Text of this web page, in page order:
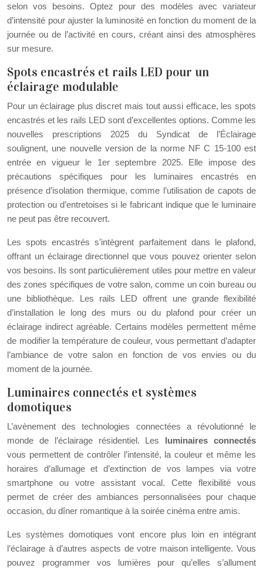
selon vos besoins. Optez pour des modèles avec variateur
d’intensité pour ajuster la luminosité en fonction du moment de la
journée ou de l’activité en cours, créant ainsi des atmosphères
sur mesure.
Spots encastrés et rails LED pour un
éclairage modulable
Pour un éclairage plus discret mais tout aussi efficace, les spots
encastrés et les rails LED sont d’excellentes options. Comme les
nouvelles prescriptions 2025 du Syndicat de l’Éclairage
soulignent, une nouvelle version de la norme NF C 15-100 est
entrée en vigueur le 1er septembre 2025. Elle impose des
précautions spécifiques pour les luminaires encastrés en
présence d’isolation thermique, comme l’utilisation de capots de
protection ou d’entretoises si le fabricant indique que le luminaire
ne peut pas être recouvert.
Les spots encastrés s’intègrent parfaitement dans le plafond,
offrant un éclairage directionnel que vous pouvez orienter selon
vos besoins. Ils sont particulièrement utiles pour mettre en valeur
des zones spécifiques de votre salon, comme un coin bureau ou
une bibliothèque. Les rails LED offrent une grande flexibilité
d’installation le long des murs ou du plafond pour créer un
éclairage indirect agréable. Certains modèles permettent même
de modifier la température de couleur, vous permettant d’adapter
l’ambiance de votre salon en fonction de vos envies ou du
moment de la journée.
Luminaires connectés et systèmes
domotiques
L’avènement des technologies connectées a révolutionné le
monde de l’éclairage résidentiel. Les luminaires connectés
vous permettent de contrôler l’intensité, la couleur et même les
horaires d’allumage et d’extinction de vos lampes via votre
smartphone ou votre assistant vocal. Cette flexibilité vous
permet de créer des ambiances personnalisées pour chaque
occasion, du dîner romantique à la soirée cinéma entre amis.
Les systèmes domotiques vont encore plus loin en intégrant
l’éclairage à d’autres aspects de votre maison intelligente. Vous
pouvez programmer vos lumières pour qu’elles s’allument